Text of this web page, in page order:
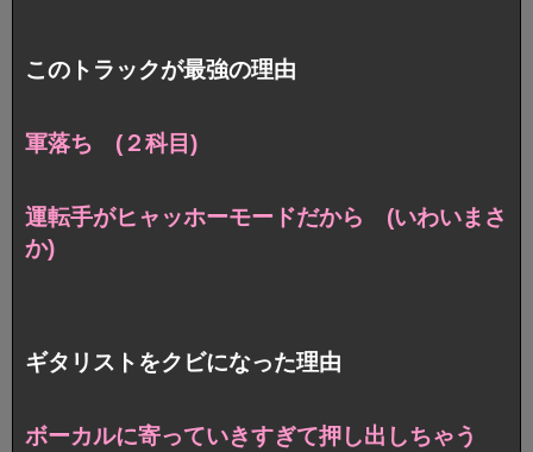
このトラックが最強の理由
軍落ち (２科目)
運転手がヒャッホーモードだから (いわいまさ
か)
ギタリストをクビになった理由
ボーカルに寄っていきすぎて押し出しちゃう